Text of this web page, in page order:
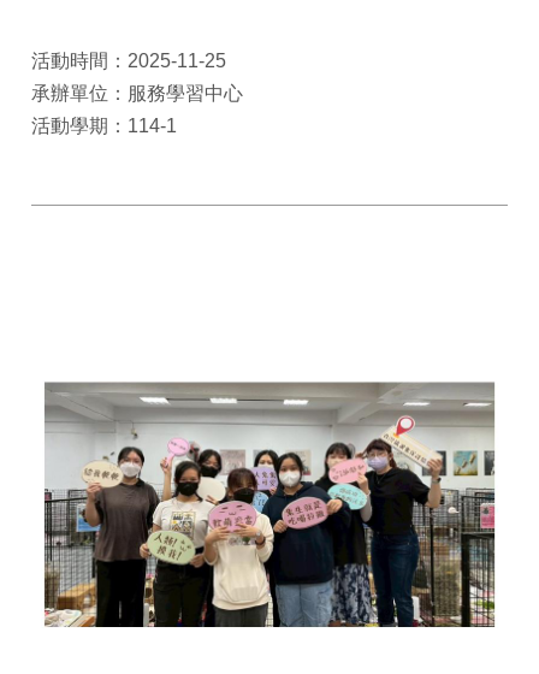
活動時間：2025-11-25
承辦單位：服務學習中心
活動學期：114-1